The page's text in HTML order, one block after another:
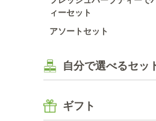
ィーセット
アソートセット
自分で選べるセッ
ギフト